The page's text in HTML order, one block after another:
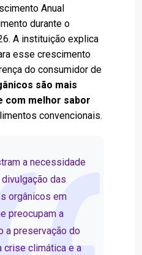
Anual
durante o
A instituição explica
esse crescimento
do consumidor de
são mais
com melhor sabor
convencionais.
a necessidade
das
orgânicos em
preocupam a
a preservação do
crise climática e a